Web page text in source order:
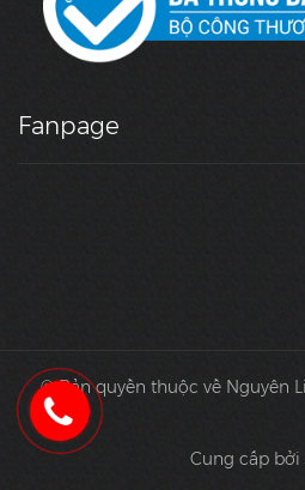
Fanpage
© Bản quyền thuộc về Nguyên
Cung cấp bởi